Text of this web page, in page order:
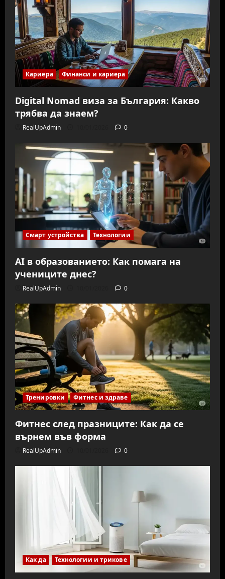
Кариера Финанси и кариера
Digital Nomad виза за България: Какво
трябва да знаем?
RealUpAdmin 0
Смарт устройства Технологии
AI в образованието: Как помага на
учениците днес?
RealUpAdmin 0
Тренировки Фитнес и здраве
Фитнес след празниците: Как да се
върнем във форма
RealUpAdmin 0
Как да Технологии и трикове